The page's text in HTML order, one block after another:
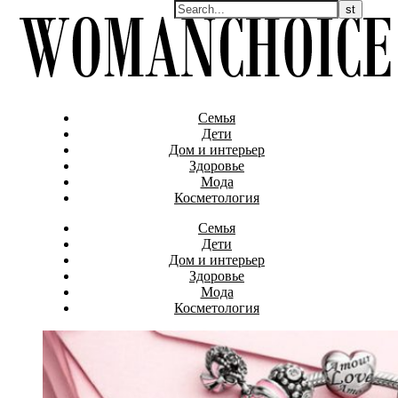
Семья
Дети
Дом и интерьер
Здоровье
Мода
Косметология
Семья
Дети
Дом и интерьер
Здоровье
Мода
Косметология